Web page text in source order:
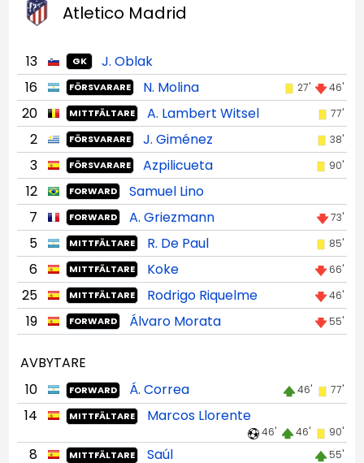
Atletico Madrid
13 GK
J. Oblak
16
FÖRSVARARE N. Molina 27' 46'
20 MITTFÄLTARE A. Lambert Witsel 77'
2 FÖRSVARARE J. Giménez 38'
3 FÖRSVARARE Azpilicueta 90'
12 FORWARD
Samuel Lino
7
FORWARD A. Griezmann 73'
5 MITTFÄLTARE R. De Paul 85'
6 MITTFÄLTARE Koke 66'
25 MITTFÄLTARE Rodrigo Riquelme 46'
19 FORWARD Álvaro Morata 55'
AVBYTARE
10
FORWARD Á. Correa 46' 77'
14 MITTFÄLTARE Marcos Llorente
46' 46' 90'
8 MITTFÄLTARE Saúl 55'